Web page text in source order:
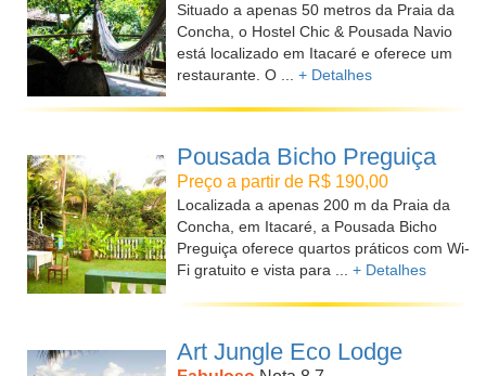
Situado a apenas 50 metros da Praia da
Concha, o Hostel Chic & Pousada Navio
está localizado em Itacaré e oferece um
restaurante. O ... + Detalhes
Pousada Bicho Preguiça
Preço a partir de R$ 190,00
Localizada a apenas 200 m da Praia da
Concha, em Itacaré, a Pousada Bicho
Preguiça oferece quartos práticos com Wi-
Fi gratuito e vista para ... + Detalhes
Art Jungle Eco Lodge